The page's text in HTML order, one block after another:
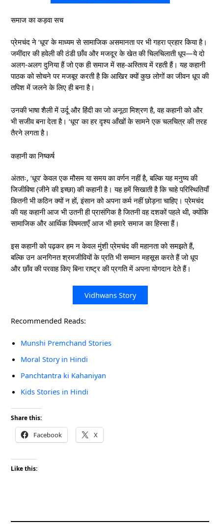
समाज का कड़वा सच
प्रेमचंद ने ‘धूप’ के माध्यम से सामाजिक असमानता पर भी गहरा प्रहार किया है।
जमींदार की हवेली की ठंडी छाँव और मजदूर के खेत की चिलचिलाती धूप—ये दो
अलग-अलग दुनिया हैं जो एक ही समाज में सह-अस्तित्व में रहती हैं। यह कहानी
पाठक को सोचने पर मजबूर करती है कि आखिर क्यों कुछ लोगों का जीवन धूप की
तपिश में जलने के लिए ही बना है।
उनकी भाषा शैली में उर्दू और हिंदी का जो अनूठा मिश्रण है, वह कहानी को और
भी सजीव बना देता है। ‘धूप’ का हर दृश्य आँखों के सामने एक चलचित्र की तरह
तैरने लगता है।
कहानी का निष्कर्ष
अंततः, ‘धूप’ केवल एक मौसम या समय का वर्णन नहीं है, बल्कि यह मनुष्य की
जिजीविषा (जीने की इच्छा) की कहानी है। यह हमें सिखाती है कि चाहे परिस्थितियाँ
कितनी भी कठिन क्यों न हों, इंसान को अपना कर्म नहीं छोड़ना चाहिए। प्रेमचंद
की यह कहानी आज भी उतनी ही प्रासंगिक है जितनी वह दशकों पहले थी, क्योंकि
सामाजिक और आर्थिक विषमताएँ आज भी हमारे समाज का हिस्सा हैं।
इस कहानी को पढ़कर हम न केवल मुंशी प्रेमचंद की महानता को समझते हैं,
बल्कि उन अनगिनत श्रमजीवियों के प्रति भी सम्मान महसूस करते हैं जो धूप
और छाँव की परवाह किए बिना राष्ट्र की प्रगति में अपना योगदान देते हैं।
Vidhwans Story
Recommended Reads:
Munshi Premchand Stories
Moral Story in Hindi
Panchtantra ki Kahaniyan
Kids Stories in Hindi
Share this:
Facebook X
Like this: